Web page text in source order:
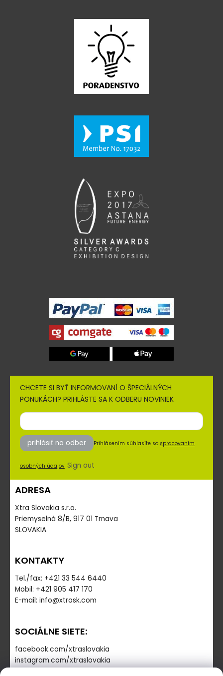
CHCETE SI BYŤ INFORMOVANÍ O ŠPECIÁLNÝCH
PONUKÁCH? PRIHLÁSTE SA K ODBERU NOVINIEK
prihlásiť na odber Prihlásením súhlasíte so spracovaním
osobných údajov Sign out
ADRESA
Xtra Slovakia s.r.o.
Priemyselná 8/B, 917 01 Trnava
SLOVAKIA
KONTAKTY
Tel./fax: +421 33 544 6440
Mobil: +421 905 417 170
E-mail: info@xtrask.com
SOCIÁLNE SIETE:
facebook.com/xtraslovakia
instagram.com/xtraslovakia